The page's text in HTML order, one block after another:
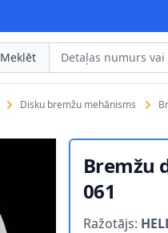
Meklēt
Disku bremžu mehānisms
Bremžu
061
Ražotājs: